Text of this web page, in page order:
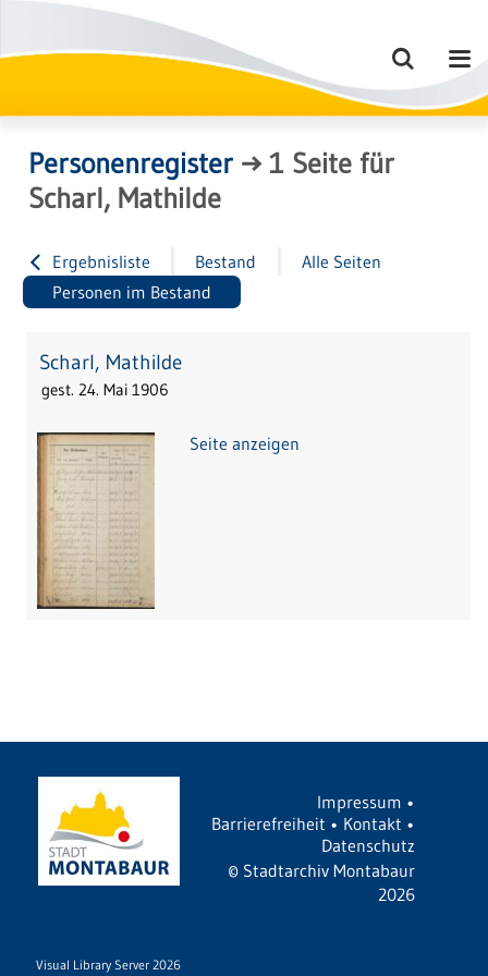
Personenregister→1 Seite für
Scharl, Mathilde
Ergebnisliste Bestand
Alle Seiten
Personen im Bestand
Scharl, Mathilde
gest. 24. Mai 1906
Seite anzeigen
Impressum •
Barrierefreiheit • Kontakt •
Datenschutz
© Stadtarchiv Montabaur
2026
Visual Library Server 2026